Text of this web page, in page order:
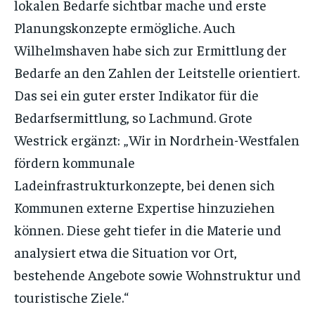
lokalen Bedarfe sichtbar mache und erste
Planungskonzepte ermögliche. Auch
Wilhelmshaven habe sich zur Ermittlung der
Bedarfe an den Zahlen der Leitstelle orientiert.
Das sei ein guter erster Indikator für die
Bedarfsermittlung, so Lachmund. Grote
Westrick ergänzt: „Wir in Nordrhein-Westfalen
fördern kommunale
Ladeinfrastrukturkonzepte, bei denen sich
Kommunen externe Expertise hinzuziehen
können. Diese geht tiefer in die Materie und
analysiert etwa die Situation vor Ort,
bestehende Angebote sowie Wohnstruktur und
touristische Ziele.“